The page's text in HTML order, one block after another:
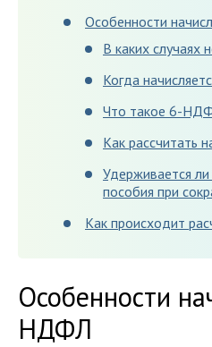
Особенности
В каких случаях
Когда
Что такое 6-
Как рассчитать
Удерживается
пособия при
Как происходит
Особенности
НДФЛ